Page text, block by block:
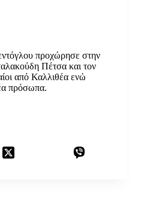
προχώρησε στην
Πέτσα και τον
από Καλλιθέα ενώ
πρόσωπα.